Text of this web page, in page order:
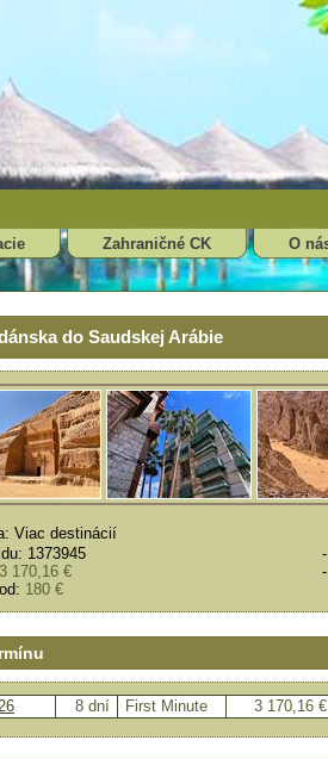
Zahraničné CK O
do Saudskej Arábie
Viac destinácií
1373945
3 170,16 €
180 €
-
-
8 dní First Minute 3 170,16 €